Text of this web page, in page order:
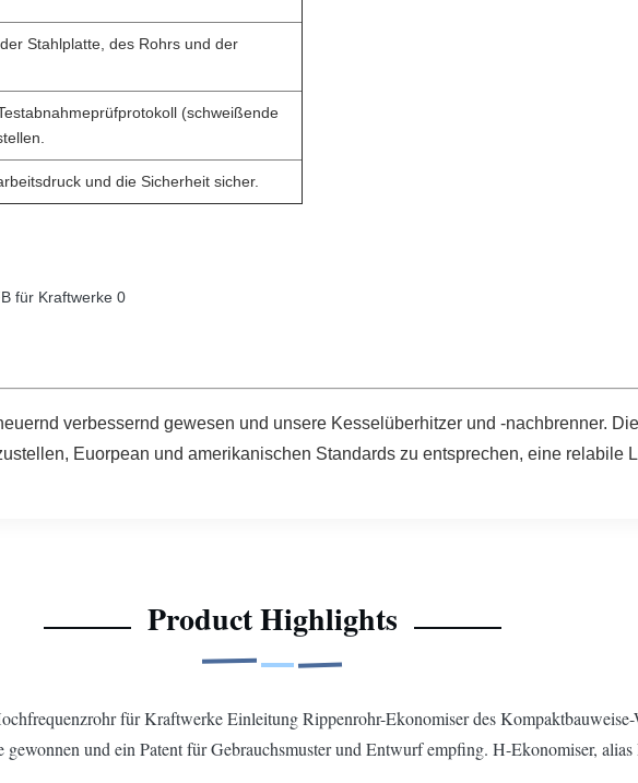
Stahlplatte, des Rohrs und der
(schweißende
und die Sicherheit sicher.
verbessernd gewesen und unsere Kesselüberhitzer und -nachbrenner.
Euorpean und amerikanischen Standards zu entsprechen, eine relabile
Product Highlights
für Kraftwerke Einleitung Rippenrohr-Ekonomiser des
und ein Patent für Gebrauchsmuster und Entwurf empfing. H-Ekonomiser, alias